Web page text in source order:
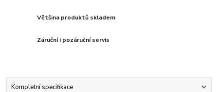
Většina produktů skladem
Záruční i pozáruční servis
Kompletní specifikace